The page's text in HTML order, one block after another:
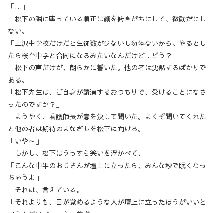
「…」
松下の隣に座っている順正は顔を俯きがちにして、微動だにし
ない。
「上沢中学校だけだと生徒数が少ないし勿体ないから、やるとし
たら桜台中学と合同になるみたいなんだけど…どう？」
松下の声だけが、朗らかに響いた。他の者は沈黙するばかりで
ある。
「松下先生は、ご自身が講演するおつもりで、受けることになさ
ったのですか？」
ようやく、看護師長が意を決して聞いた。よくぞ聞いてくれた
と他の者は期待のまなざしを松下に向ける。
「いや～」
しかし、松下はうっすら笑いを浮かべて、
「こんな中年のおじさんが壇上に立ったら、みんな秒で眠くなっ
ちゃうよ」
それは、言えている。
「それよりも、目が覚めるような人が壇上に立ったほうがいいと